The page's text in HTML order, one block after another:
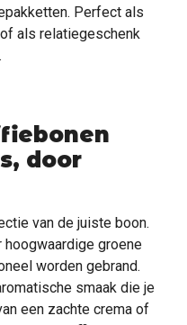
Perfect als
als relatiegeschenk
door
van de juiste boon.
groene
worden gebrand.
smaak die je
een zachte crema of